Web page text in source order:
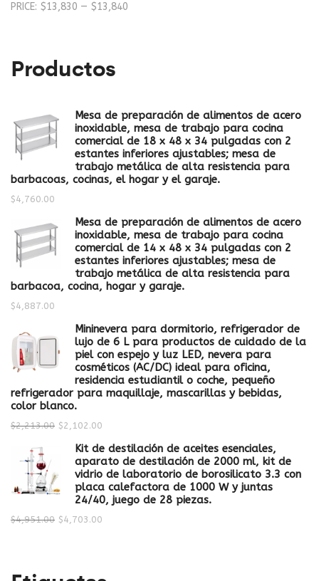
PRICE: $13,830 — $13,840
Productos
Mesa de preparación de alimentos de acero
inoxidable, mesa de trabajo para cocina
comercial de 18 x 48 x 34 pulgadas con 2
estantes inferiores ajustables; mesa de
trabajo metálica de alta resistencia para
barbacoas, cocinas, el hogar y el garaje.
$4,760.00
Mesa de preparación de alimentos de acero
inoxidable, mesa de trabajo para cocina
comercial de 14 x 48 x 34 pulgadas con 2
estantes inferiores ajustables; mesa de
trabajo metálica de alta resistencia para
barbacoa, cocina, hogar y garaje.
$4,887.00
Mininevera para dormitorio, refrigerador de
lujo de 6 L para productos de cuidado de la
piel con espejo y luz LED, nevera para
cosméticos (AC/DC) ideal para oficina,
residencia estudiantil o coche, pequeño
refrigerador para maquillaje, mascarillas y bebidas,
color blanco.
$2,213.00 $2,102.00
Kit de destilación de aceites esenciales,
aparato de destilación de 2000 ml, kit de
vidrio de laboratorio de borosilicato 3.3 con
placa calefactora de 1000 W y juntas
24/40, juego de 28 piezas.
$4,951.00 $4,703.00